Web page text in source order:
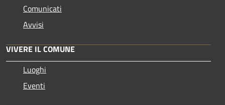
Comunicati
Avvisi
VIVERE IL COMUNE
Luoghi
Eventi